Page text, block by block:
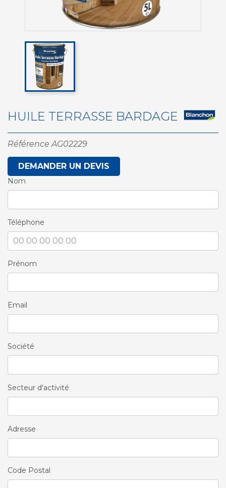
HUILE TERRASSE BARDAGE
Référence AG02229
DEMANDER UN DEVIS
Nom
Téléphone
Prénom
Email
Société
Secteur d'activité
Adresse
Code Postal